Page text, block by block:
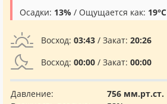
Осадки: 13% / Ощущается как: 19°C
Восход: 03:43 / Закат: 20:26
Восход: 00:00 / Закат: 00:00
Давление:
756 мм.рт.ст.